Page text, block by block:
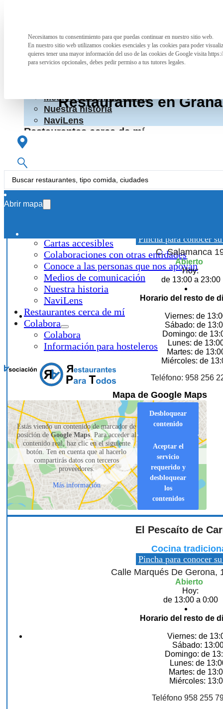
La Asociación
¿Qué hacemos?
Cartas accesibles
Medios de comunicación
Nuestra historia
NaviLens
Restaurantes cerca de mí
Colabora
La Asociación
Cartas accesibles
Colaboraciones con otras entidades
Conoce a las personas que nos apoyan
Medios de comunicación
Nuestra historia
NaviLens
Restaurantes cerca de mí
Colabora
Colabora
Información para hosteleros
Restaurantes en
Search
...
Abrir mapa
Pincha para conocer
C. Salamanca
Abierto
Hoy:
de 13:00 a 23:00
Horario del resto de
Viernes: de
Sábado: de
Domingo: de
Lunes: de
Martes: de
Miércoles: de
Teléfono: 958 256
Mapa de Google Maps
Estás viendo un contenido de marcador de
posición deGoogle Maps. Para acceder al
contenido real, haz clic en el siguiente
botón. Ten en cuenta que al hacerlo
compartirás datos con terceros
proveedores.
Más información
Desbloquear
contenido
Aceptar el
servicio
requerido y
desbloquear
los
contenidos
El Pescaíto de
Cocina
Pincha para conocer
Calle Marqués De Gerona,
Abierto
Hoy:
de 13:00 a 0:00
Horario del resto de
Viernes: de
Sábado:
Domingo: de
Lunes: de
Martes: de
Miércoles:
Teléfono 958 255
Preferencia de privacidad
Necesitamos tu consentimiento para que puedas continuar en nuestro sitio web.
En nuestro sitio web utilizamos cookies esenciales y las cookies para poder
quieres tener una mayor información del uso de las cookies de Google visita
para servicios opcionales, debes pedir permiso a tus tutores legales.